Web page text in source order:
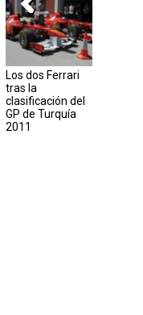
Los dos Ferrari
tras la
clasificación del
GP de Turquía
2011